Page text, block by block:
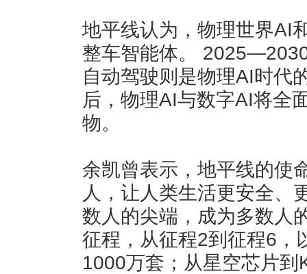
地平线认为，物理世界AI
整车智能体。
自动驾驶则是物理AI时代
后，物理AI与数字AI将全
物。
余凯曾表示，地平线的使
人，让人类生活更安全、
数人的尖端，成为多数人
征程，从征程2到征程6，
1000万套；从星空芯片